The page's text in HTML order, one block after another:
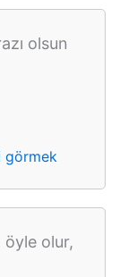
olsun
görmek
olur,